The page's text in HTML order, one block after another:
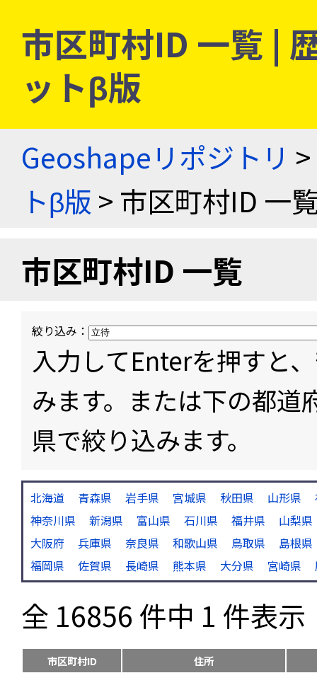
市区町村ID 一覧 |
ットβ版
Geoshapeリポジトリ >
トβ版 > 市区町村ID 一
市区町村ID 一覧
絞り込み：
入力してEnterを押すと
みます。または下の都道
県で絞り込みます。
北海道 青森県 岩手県 宮城県 秋田県 山形県
神奈川県
新潟県 富山県 石川県 福井県
山梨県
大阪府
兵庫県 奈良県 和歌山県 鳥取県
島根県
福岡県
佐賀県 長崎県 熊本県 大分県 宮崎県
全 16856 件中 1 件表示
市区町村ID
住所